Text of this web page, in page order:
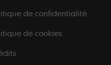
de confidentialité
de cookies